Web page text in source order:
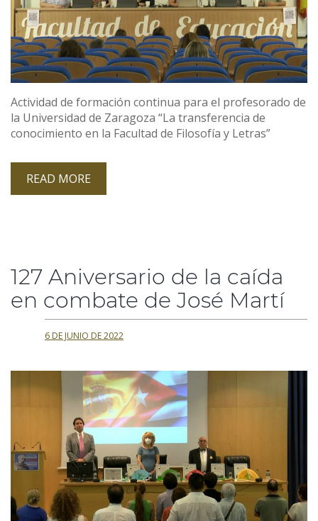
Actividad de formación continua para el profesorado de
la Universidad de Zaragoza “La transferencia de
conocimiento en la Facultad de Filosofía y Letras”
READ MORE
127 Aniversario de la caída
en combate de José Martí
6 DE JUNIO DE 2022